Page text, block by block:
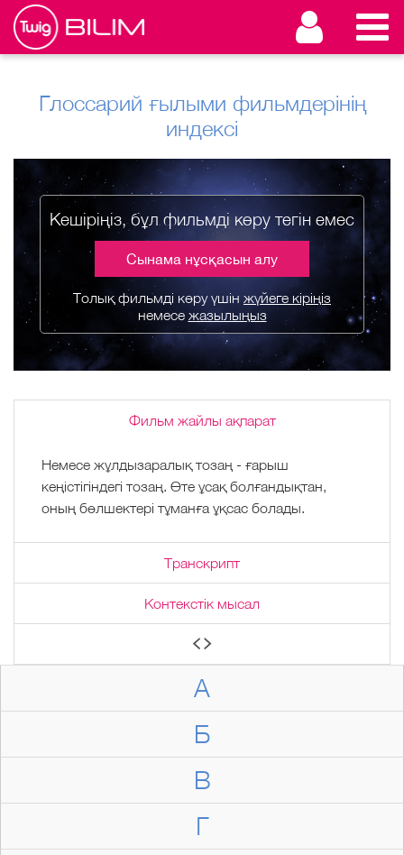
Глоссарий ғылыми фильмдерінің
индексі
А
Б
В
Г
Кешіріңіз, бұл фильмді көру тегін емес
Сынама нұсқасын алу
Толық фильмді көру үшін жүйеге кіріңіз
немесе жазылыңыз
Фильм жайлы ақпарат
Немесе жұлдызаралық тозаң - ғарыш
кеңістігіндегі тозаң. Өте ұсақ болғандықтан,
оның бөлшектері тұманға ұқсас болады.
Транскрипт
Контекстік мысал